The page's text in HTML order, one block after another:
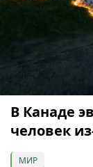
В Канаде
человек
МИР